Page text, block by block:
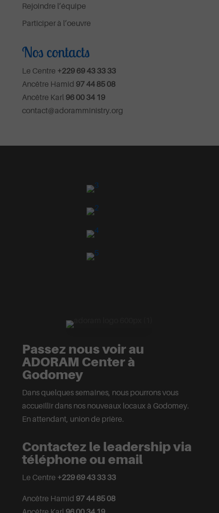
Rejoindre l’équipe
Participer à l’oeuvre
Nos contacts
Le Centre +229 69 43 33 33
Ancêtre Hamid 97 44 85 08
Ancêtre Karl 96 00 34 19
contact@adoramministry.org
Passez nous voir au
ADORAM Center à
Godomey
Dans quelques semaines, nous pourrons vous
accueillir dans nos nouveaux locaux à Godomey.
En attendant, union de prière.
Contactez le leadership via
téléphone ou email
Le Centre +229 69 43 33 33
Ancêtre Hamid 97 44 85 08